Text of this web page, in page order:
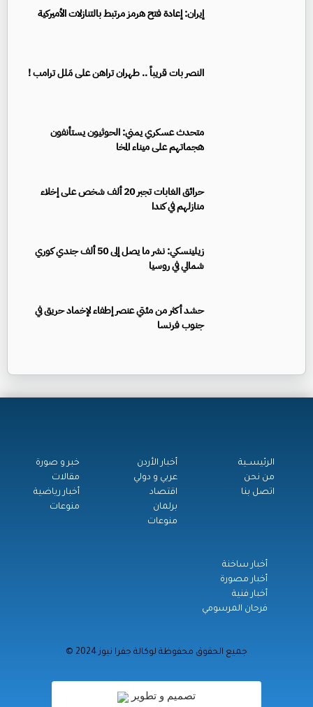
إيران: إعادة فتح هرمز مرتبط بالتنازلات الأميركية
النصر بات قريباً .. طهران تراهن على مَلل ترامب !
متحدث عسكري يمني: الحوثيون يستأنفون
هجماتهم على ميناء المخا
حرائق الغابات تجبر 20 ألف شخص على إخلاء
منازلهم في كندا
زيلينسكي: نشر ما يصل إلى 50 ألف جندي كوري
شمالي في روسيا
حشد أكثر من مئتي عنصر إطفاء لإخماد حريق في
جنوب فرنسا
الرئيســية
من نحن
اتصل بنا
أخبار الأردن
عربي و دولي
اقتصاد
برلمان
منوعات
خبر و صورة
مقالات
أخبار رياضية
منوعات
أخبار ساخنة
أخبار مصورة
أخبار فنية
فرحان المرسومي
© جميع الحقوق محفوظة لوكالة جفرا نيوز 2024
تصميم و تطوير